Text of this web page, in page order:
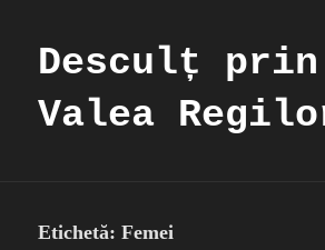
Desculț prin
Valea
Etichetă:Femei